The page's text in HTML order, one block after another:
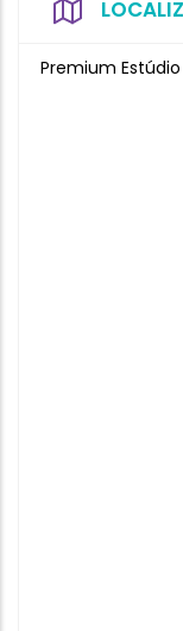
Premium